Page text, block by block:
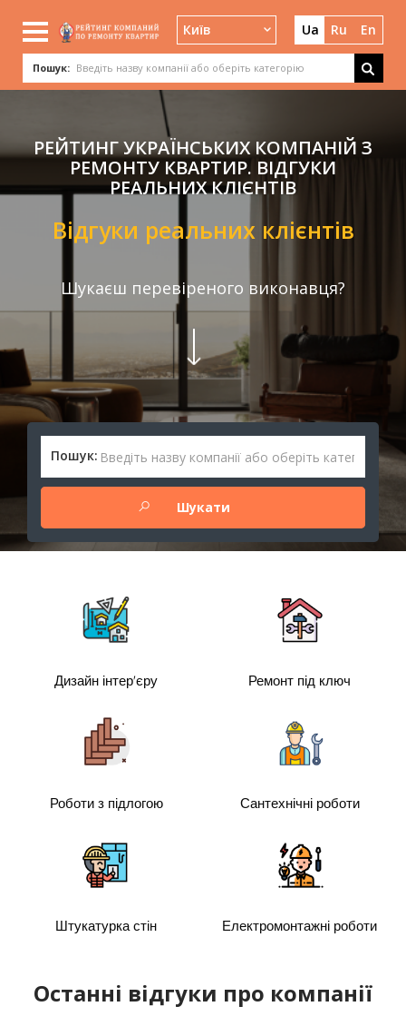
Київ Ua Ru En
Пошук:
РЕЙТИНГ УКРАЇНСЬКИХ КОМПАНІЙ З
РЕМОНТУ КВАРТИР. ВІДГУКИ
РЕАЛЬНИХ КЛІЄНТІВ
Відгуки реальних клієнтів
Шукаєш перевіреного виконавця?
Пошук:
Дизайн інтер'єру Ремонт під ключ
Роботи з підлогою Сантехнічні роботи
Штукатурка стін Електромонтажні роботи
Останні відгуки про компанії